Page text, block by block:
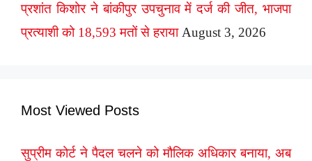
प्रशांत किशोर ने बांकीपुर उपचुनाव में दर्ज की जीत, भाजपा
प्रत्याशी को 18,593 मतों से हराया August 3, 2026
Most Viewed Posts
सुप्रीम कोर्ट ने पैदल चलने को मौलिक अधिकार बनाया, अब